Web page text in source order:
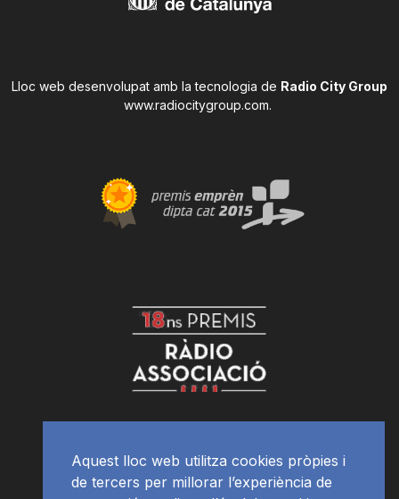
Lloc web desenvolupat amb la tecnologia de Radio City Group
www.radiocitygroup.com.
Aquest lloc web utilitza cookies pròpies i
de tercers per millorar l’experiència de